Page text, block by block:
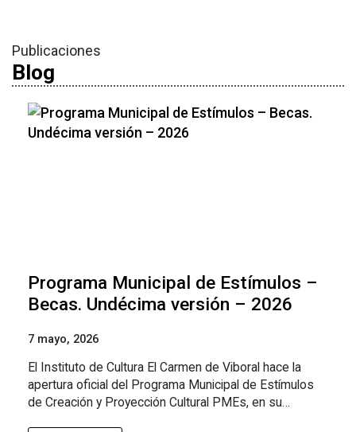
Publicaciones
Blog
Programa Municipal de Estímulos –
Becas. Undécima versión – 2026
7 mayo, 2026
El Instituto de Cultura El Carmen de Viboral hace la
apertura oficial del Programa Municipal de Estímulos
de Creación y Proyección Cultural PMEs, en su…